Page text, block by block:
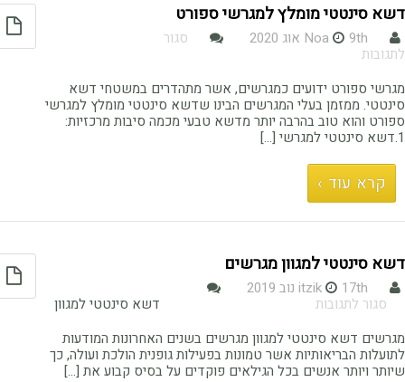
דשא סינטטי מומלץ למגרשי ספורט
Noa 9th אוג 2020
סגור
לתגובות
סינטטי
מומלץ
למגרשי
ספורט
מגרשי ספורט ידועים כמגרשים, אשר מתהדרים במשטחי דשא
סינטטי. ממזמן בעלי המגרשים הבינו שדשא סינטטי מומלץ למגרשי
ספורט והוא טוב בהרבה יותר מדשא טבעי מכמה סיבות מרכזיות:
1.דשא סינטטי למגרשי […]
קרא עוד ›
דשא סינטטי למגוון מגרשים
itzik
17th נוב 2019
סגור לתגובות
סינטטי
למגוון
מגרשים
דשא סינטטי למגוון
מגרשים דשא סינטטי למגוון מגרשים בשנים האחרונות המודעות
לתועלות הבריאותיות אשר טמונות בפעילות גופנית הולכת ועולה, כך
שיותר ויותר אנשים בכל הגילאים פוקדים על בסיס קבוע את [...]